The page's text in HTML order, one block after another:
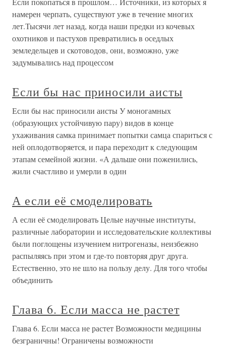
намерен черпать, существуют уже в течение многих
лет.Тысячи лет назад, когда наши предки из кочевых
охотников и пастухов превратились в оседлых
земледельцев и скотоводов, они, возможно, уже
задумывались над процессом
Если бы нас приносили аисты
Если бы нас приносили аисты У моногамных
(образующих устойчивую пару) видов в конце
ухаживания самка принимает попытки самца спариться с
ней оплодотворяется, и пара переходит к следующим
этапам семейной жизни. «А дальше они поженились,
жили счастливо и умерли в один
А если её смоделировать
А если её смоделировать Целые научные институты,
различные лаборатории и исследовательские коллективы
были поглощены изучением нитрогеназы, неизбежно
распыляясь при этом и где-то повторяя друг друга.
Естественно, это не шло на пользу делу. Для того чтобы
объединить
Глава 6. Если масса не растет
Глава 6. Если масса не растет Возможности медицины
безграничны! Ограничены возможности